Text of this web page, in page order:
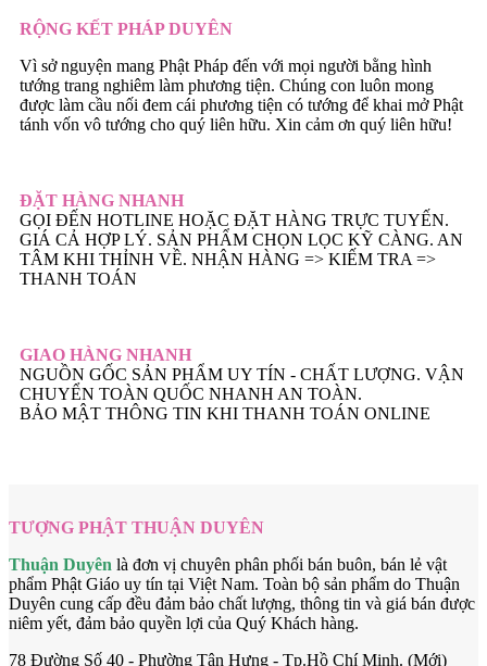
RỘNG KẾT PHÁP DUYÊN
Vì sở nguyện mang Phật Pháp đến với mọi người bằng hình
tướng trang nghiêm làm phương tiện. Chúng con luôn mong
được làm cầu nối đem cái phương tiện có tướng để khai mở Phật
tánh vốn vô tướng cho quý liên hữu. Xin cảm ơn quý liên hữu!
ĐẶT HÀNG NHANH
GỌI ĐẾN HOTLINE HOẶC ĐẶT HÀNG TRỰC TUYẾN.
GIÁ CẢ HỢP LÝ. SẢN PHẨM CHỌN LỌC KỸ CÀNG. AN
TÂM KHI THỈNH VỀ. NHẬN HÀNG => KIẾM TRA =>
THANH TOÁN
GIAO HÀNG NHANH
NGUỒN GỐC SẢN PHẨM UY TÍN - CHẤT LƯỢNG. VẬN
CHUYỂN TOÀN QUỐC NHANH AN TOÀN.
BẢO MẬT THÔNG TIN KHI THANH TOÁN ONLINE
TƯỢNG PHẬT THUẬN DUYÊN
Thuận Duyên là đơn vị chuyên phân phối bán buôn, bán lẻ vật
phẩm Phật Giáo uy tín tại Việt Nam. Toàn bộ sản phẩm do Thuận
Duyên cung cấp đều đảm bảo chất lượng, thông tin và giá bán được
niêm yết, đảm bảo quyền lợi của Quý Khách hàng.
78 Đường Số 40 - Phường Tân Hưng - Tp.Hồ Chí Minh. (Mới)